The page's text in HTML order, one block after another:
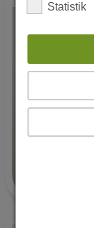
Statistik